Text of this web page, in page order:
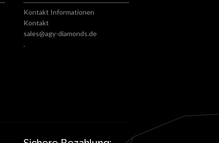
Kontakt Informationen
Kontakt
sales@agy-diamonds.de
.